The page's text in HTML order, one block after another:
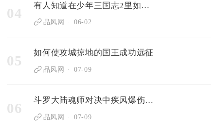
04 有人知道在少年三国志2里如何获得稻草吗
品风网 06-02
05 如何使攻城掠地的国王成功远征
品风网 07-09
06 斗罗大陆魂师对决中疾风爆伤有何效果
品风网 07-09